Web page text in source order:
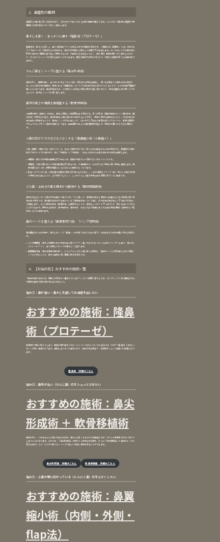
3．鼻整形の種類
鼻整形には非常に多くの術式があり、それぞれアプローチする部位や目的が異なります。ここでは、代表的な鼻整形の全
種類とその仕組みについて詳しく解説します。
鼻すじを高く・まっすぐに通す「隆鼻術（プロテーゼ）」
隆鼻術は、鼻すじを高くし、通った綺麗なラインを作るための代表的な手術です。一般的には、医療用シリコンで作られ
た「プロテーゼ」と呼ばれる人工軟骨を、鼻の穴の内側から挿入して骨膜の下に留置します。お一人おひとりの鼻の骨の
形状に合わせて精密に削り出して使用するため、不自然に浮き出ることなく、鼻の根元（目頭の間）から鼻すじにかけ
て、すっきりとシャープな高さを出すことができます。傷口は鼻の穴の中だけなので、外側から傷跡が見える心配はあり
ません。
だんご鼻をシャープに整える「鼻尖形成術」
鼻先が丸く、皮膚が厚い、またはいわゆる「だんご鼻」と呼ばれる状態を解消し、細く引き締まった鼻先を作る手術で
す。だんご鼻の主な原因は、鼻先にある「鼻翼軟骨」という2つの軟骨が左右に広がっていることや、その上の皮下脂肪が
厚いことにあります。鼻尖形成術では、この広がった軟骨を中央に寄せて縫い合わせたり、余分な脂肪を取り除いたりす
ることで、鼻先をシャープに細く整えます。
鼻先の高さや角度を微調整する「軟骨移植術」
ご自身の体から採取した軟骨を、鼻先に移植して立体感を出す手術です。多くの場合、傷跡が目立ちにくい耳の軟骨（耳
介軟骨）が使用されます。鼻尖形成術と組み合わせて行われることが多く、中央に寄せた鼻先のさらにトップの部分に軟
骨を重ねて移植することで、鼻先をツンと前方に出したり、ほんの少し下向きに角度を変えたりといった、非常に繊細で
ナチュラルなデザイン表現が可能になります。自己組織であるため拒絶反応が起きず、馴染みが良いのも大きな特徴で
す。
小鼻の広がりや大きさを小さくする「鼻翼縮小術（小鼻縮小）」
小鼻（鼻翼）が横に大きく広がっている、あるいは鼻の穴が大きく見えるのを解消するための手術です。患者様の小鼻の
広がり方やタイプに合わせて、主に「内側法」と「外側法」、あるいはそれらを組み合わせた術式を選択します。
内側法 ：鼻の穴の内側の皮膚を切り取るため、傷跡が外側から一切見えないのがメリットです。
外側法 ：小鼻の溝に沿って外側の皮膚を切り取るため、小鼻自体のふくらみが大きい場合に高い効果を発揮します。傷
跡は溝に沿うため、時間の経過とともにほとんど目立たなくなります。
flap（フラップ）法 ：小鼻の底の組織を完全に切り取るのではなく、一部の組織をフラップ（弁）状にして鼻の穴の中
で中央に引き込むことで、より後戻りしにくく、しっかりとした縮小効果を出す高度なオプション技法です。
ぶた鼻・上向きの鼻を根本から解消する「鼻中隔延長術」
鼻先が上を向いていて鼻の穴が正面から見えやすい「ぶた鼻」や、鼻全体の短さを根本から改善するための非常に高い効
果を持つ手術です。鼻の奥の左右の穴を隔てている「鼻中隔軟骨」という柱に、別の軟骨を継ぎ足して下方向や前方向へ
と延長します。そこに鼻先の軟骨（鼻翼軟骨）を固定することで、鼻先をしっかりと下へ向けたり、高さを出したりする
ことができます。使用する軟骨は、鼻中隔軟骨、耳の軟骨、あるいはより強固な支えが必要な場合は胸から採取する「肋
軟骨」などが選ばれます。
鼻のベースを整える「鼻骨骨切り術」「ハンプ切除術」
鼻の構造そのものの幅や、鼻すじのハンプ（段差・ハチの張りのような出っ張り）を修正するための骨格に対する手術で
す。
ハンプ切除術 ：鼻すじの途中に骨や軟骨が出っ張って「ワシ鼻」のようになっている部分（ハンプ）を削り、滑らかな
ストレートライン、または優しいカーブの鼻すじへと整えます。
鼻骨骨切り術 ：鼻の骨全体の幅が広く、どっしりとした太い鼻に見える場合に、鼻骨のベースに切れ目を入れて内側へ
シフトさせることで、鼻すじ自体を細く華奢に見せる手術です。
4．【お悩み別】おすすめの施術一覧
「自分の鼻の悩みには、結局どの手術が一番合っているの？」という疑問に答えるため、コンプレックス別に推奨される
代表的な施術の組み合わせをまとめました。
悩み①：鼻が低い・鼻すじを通して立体感を出したい
おすすめの施術：隆鼻
術（プロテーゼ）
顔全体が平坦に見えてしまう、目頭の間の鼻すじがなくてメリハリがないというお悩みには、やはり「隆鼻術（プロテー
ゼ）」が第一選択となります。鼻筋をまっすぐに通すだけで、目元が引き締まり、顔全体がシュッと垢抜けた印象になり
ます。
隆鼻術 詳細はこちら
悩み②：鼻先が丸い（だんご鼻）のをシュッとさせたい
おすすめの施術：鼻尖
形成術 ＋ 軟骨移植術
鼻先が丸い、いわゆるだんご鼻にお悩みの方は、鼻すじを高くするだけでは解消されず、かえって鼻全体が大きく見えて
しまうことがあります。そのため、「鼻尖形成術」で広がった軟骨を引き締め、さらに「軟骨移植術」で鼻先のトップに
高さを出すことで、どこから見てもシャープで美しい上品な鼻先を作ることができます。
鼻尖形成術詳細はこちら 軟骨移植術詳細はこちら
悩み③：小鼻が横に広がっている（にんにく鼻）のを小さくしたい
おすすめの施術：鼻翼
縮小術（内側・外側・
flap法）